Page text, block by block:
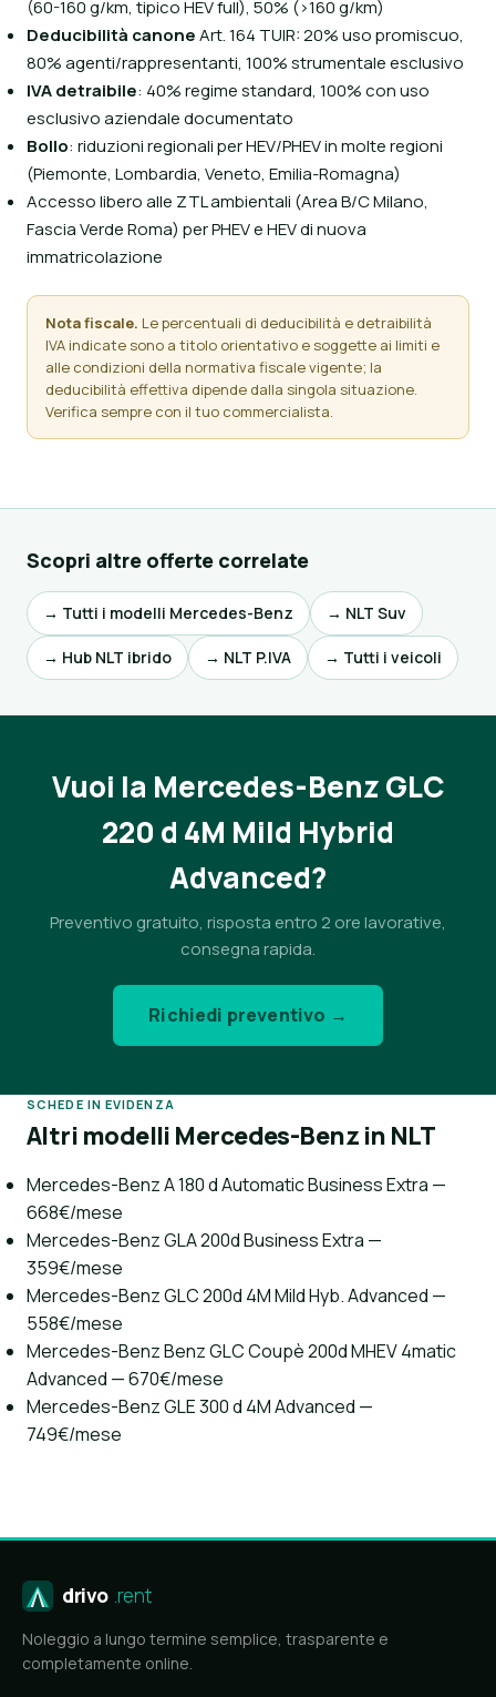
(60-160 g/km, tipico HEV full), 50% (>160 g/km)
Deducibilità canoneArt. 164 TUIR: 20% uso promiscuo,
80% agenti/rappresentanti, 100% strumentale esclusivo
IVA detraibile: 40% regime standard, 100% con uso
esclusivo aziendale documentato
Bollo: riduzioni regionali per HEV/PHEV in molte regioni
(Piemonte, Lombardia, Veneto, Emilia-Romagna)
Accesso libero alle ZTL ambientali (Area B/C Milano,
Fascia Verde Roma) per PHEV e HEV di nuova
immatricolazione
Nota fiscale. Le percentuali di deducibilità e detraibilità
IVA indicate sono a titolo orientativo e soggette ai limiti e
alle condizioni della normativa fiscale vigente; la
deducibilità effettiva dipende dalla singola situazione.
Verifica sempre con il tuo commercialista.
Scopri altre offerte correlate
→ Tutti i modelli Mercedes-Benz → NLT Suv
→ Hub NLT ibrido → NLT P.IVA → Tutti i veicoli
Vuoi la Mercedes-Benz GLC
220 d 4M Mild Hybrid
Advanced?
Preventivo gratuito, risposta entro 2 ore lavorative,
consegna rapida.
Richiedi preventivo →
SCHEDE IN EVIDENZA
Altri modelli Mercedes-Benz in NLT
Mercedes-Benz A 180 d Automatic Business Extra —
668€/mese
Mercedes-Benz GLA 200d Business Extra —
359€/mese
Mercedes-Benz GLC 200d 4M Mild Hyb. Advanced —
558€/mese
Mercedes-Benz Benz GLC Coupè 200d MHEV 4matic
Advanced — 670€/mese
Mercedes-Benz GLE 300 d 4M Advanced —
749€/mese
drivo .rent
Noleggio a lungo termine semplice, trasparente e
completamente online.